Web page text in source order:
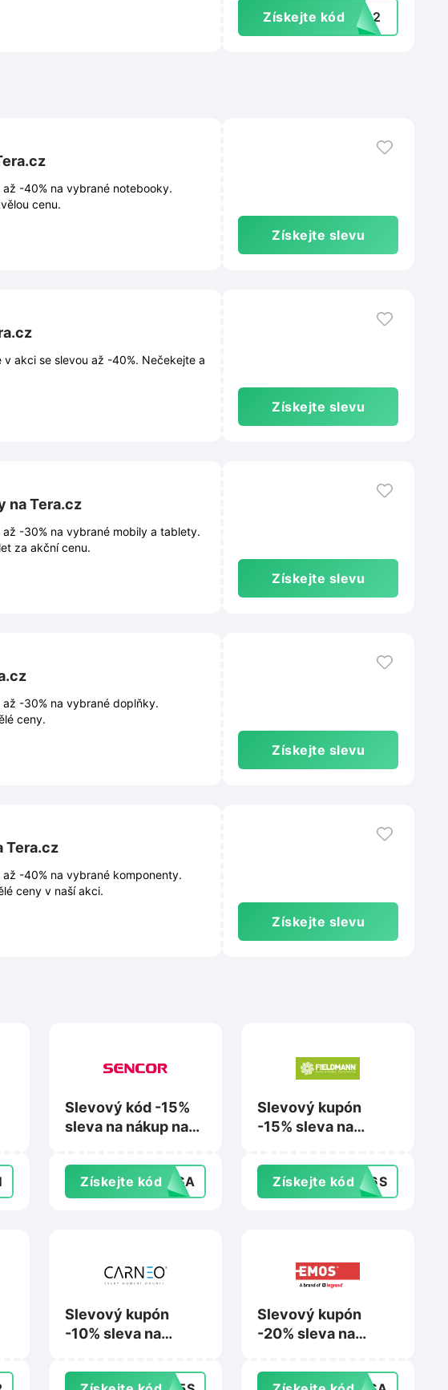
Získejte kód T-12
-40% na vybrané notebooky.
cenu.
Získejte slevu
akci se slevou až -40%. Nečekejte a
Získejte slevu
na Tera.cz
-30% na vybrané mobily a tablety.
za akční cenu.
Získejte slevu
-30% na vybrané doplňky.
ceny.
Získejte slevu
Tera.cz
-40% na vybrané komponenty.
ceny v naší akci.
Získejte slevu
Slevový kód -15%
sleva na nákup na
Získejte kód5ASA
Slevový kupón
-15% sleva na
Fieldmann.cz
Získejte kódDW6S
Slevový kupón
-10% sleva na
Slevový kupón
-20% sleva na